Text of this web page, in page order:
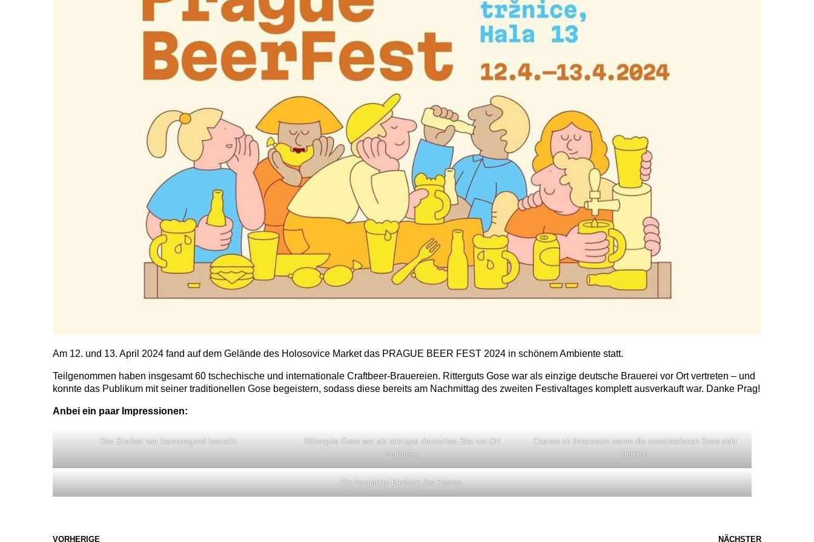
Am 12. und 13. April 2024 fand auf dem Gelände des Holosovice Market das PRAGUE BEER FEST 2024 in schönem Ambiente statt.
Teilgenommen haben insgesamt 60 tschechische und internationale Craftbeer-Brauereien. Ritterguts Gose war als einzige deutsche Brauerei vor Ort vertreten – und
konnte das Publikum mit seiner traditionellen Gose begeistern, sodass diese bereits am Nachmittag des zweiten Festivaltages komplett ausverkauft war. Danke Prag!
Anbei ein paar Impressionen:
Das Bierfest war hervorragend besucht.
Ritterguts Gose war als einziges deutsches Bier vor Ort
vertreten.
Ebenso im Innenraum waren die verschiedenen Biere sehr
gefragt.
Die komplette Bierliste des Festes.
VORHERIGE NÄCHSTER